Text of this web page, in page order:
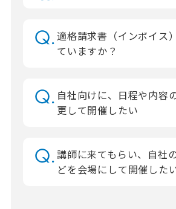
適格請求書（インボイス
ていますか？
自社向けに、日程や内容
更して開催したい
講師に来てもらい、自社
どを会場にして開催した